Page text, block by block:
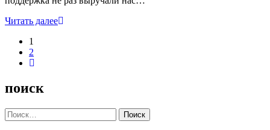
Читать далее
1
2
поиск
Найти: